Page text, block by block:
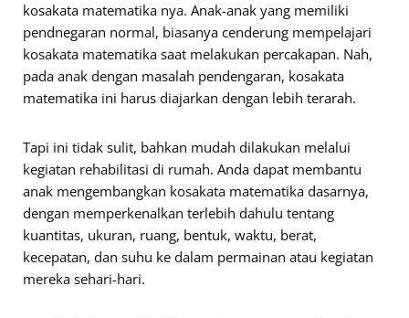
kosakata matematika nya. Anak-anak yang memiliki
pendnegaran normal, biasanya cenderung mempelajari
kosakata matematika saat melakukan percakapan. Nah,
pada anak dengan masalah pendengaran, kosakata
matematika ini harus diajarkan dengan lebih terarah.
Tapi ini tidak sulit, bahkan mudah dilakukan melalui
kegiatan rehabilitasi di rumah. Anda dapat membantu
anak mengembangkan kosakata matematika dasarnya,
dengan memperkenalkan terlebih dahulu tentang
kuantitas, ukuran, ruang, bentuk, waktu, berat,
kecepatan, dan suhu ke dalam permainan atau kegiatan
mereka sehari-hari.